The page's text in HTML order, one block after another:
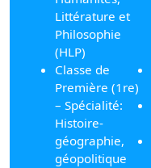
Littérature et
Philosophie
(HLP)
Classe de
Première (1re)
– Spécialité:
Histoire-
géographie,
géopolitique